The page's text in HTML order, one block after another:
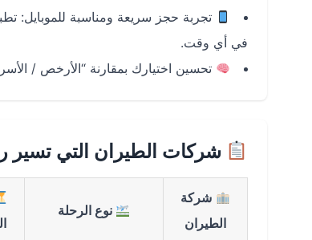
في أي وقت.
تحسين اختيارك بمقارنة “الأرخص /
شركات الطيران التي تسير
شركة
الطيران
نوع الرحلة